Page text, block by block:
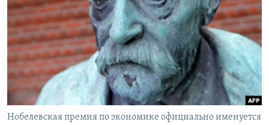
СИБИРЬ.РЕАЛИИ
РАСПИСАНИЕ ВЕЩАНИЯ
ПОДПИШИТЕСЬ НА РАССЫЛКУ
СОЦИАЛЬНЫЕ СЕТИ
Нобелевская премия по экономике официально именуется